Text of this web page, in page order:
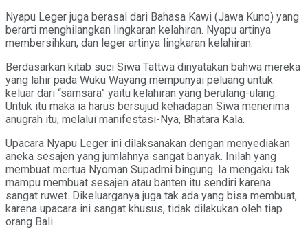
Nyapu Leger juga berasal dari Bahasa Kawi (Jawa Kuno) yang
berarti menghilangkan lingkaran kelahiran. Nyapu artinya
membersihkan, dan leger artinya lingkaran kelahiran.
Berdasarkan kitab suci Siwa Tattwa dinyatakan bahwa mereka
yang lahir pada Wuku Wayang mempunyai peluang untuk
keluar dari “samsara” yaitu kelahiran yang berulang-ulang.
Untuk itu maka ia harus bersujud kehadapan Siwa menerima
anugrah itu, melalui manifestasi-Nya, Bhatara Kala.
Upacara Nyapu Leger ini dilaksanakan dengan menyediakan
aneka sesajen yang jumlahnya sangat banyak. Inilah yang
membuat mertua Nyoman Supadmi bingung. Ia mengaku tak
mampu membuat sesajen atau banten itu sendiri karena
sangat ruwet. Dikeluarganya juga tak ada yang bisa membuat,
karena upacara ini sangat khusus, tidak dilakukan oleh tiap
orang Bali.